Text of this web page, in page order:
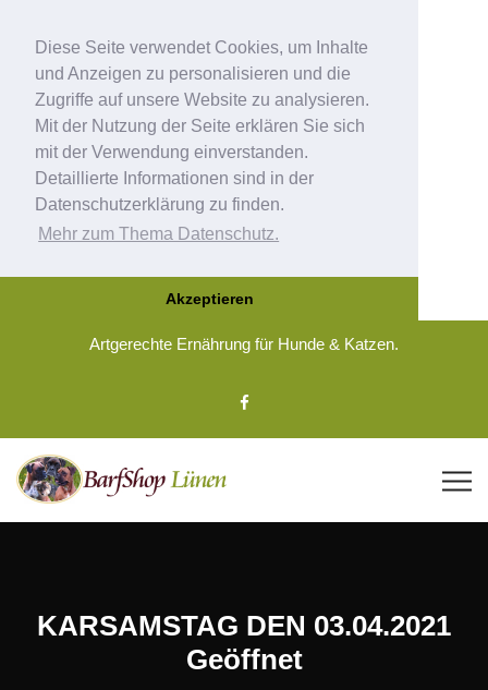
Diese Seite verwendet Cookies, um Inhalte
und Anzeigen zu personalisieren und die
Zugriffe auf unsere Website zu analysieren.
Mit der Nutzung der Seite erklären Sie sich
mit der Verwendung einverstanden.
Detaillierte Informationen sind in der
Datenschutzerklärung zu finden.
Mehr zum Thema Datenschutz.
Akzeptieren
Artgerechte Ernährung für Hunde & Katzen.
KARSAMSTAG DEN 03.04.2021
Geöffnet